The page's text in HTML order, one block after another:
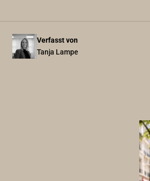
Verfasst von
Tanja Lampe